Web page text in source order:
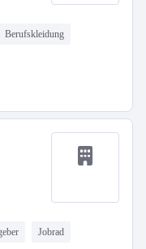
Berufskleidung
Jobrad